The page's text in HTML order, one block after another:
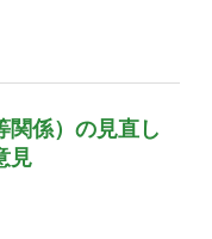
関係）の見直し
見